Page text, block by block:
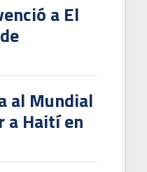
a El
al Mundial
a Haití en